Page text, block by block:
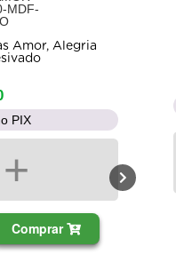
Amor, Alegria
PIX
+
Comprar